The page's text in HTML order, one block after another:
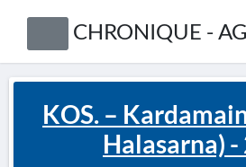
CHRONIQUE -
KOS. –
Halasarna)